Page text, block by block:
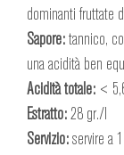
dominanti fruttate
Sapore:tannico,
una acidità ben
Acidità totale: <
Estratto:28 gr./l
Servizio:servire a